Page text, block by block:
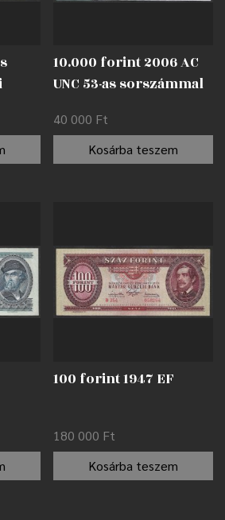
10.000 forint 2006 AC
UNC 53-as sorszámmal
40 000 Ft
Kosárba teszem
100 forint 1947 EF
180 000 Ft
Kosárba teszem